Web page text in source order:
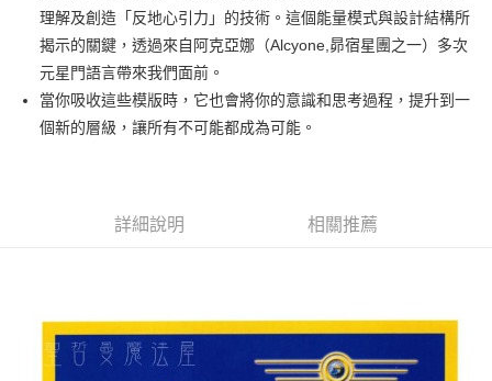
街口支付
悠遊付
ATM付款
每筆NT$80，滿NT$3,000(含以上)免運費
賣家宅配幫您送（台灣）
每筆NT$80，滿NT$3,000(含以上)免運費
理解及創造「反地心引力」的技術。這個能量模式與設計結構所
揭示的關鍵，透過來自阿克亞娜（Alcyone,昴宿星團之一）多次
元星門語言帶來我們面前。
當你吸收這些模版時，它也會將你的意識和思考過程，提升到一
個新的層級，讓所有不可能都成為可能。
詳細說明 相關推薦